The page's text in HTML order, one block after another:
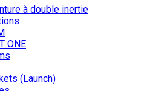
à double inertie
ONE
(Launch)